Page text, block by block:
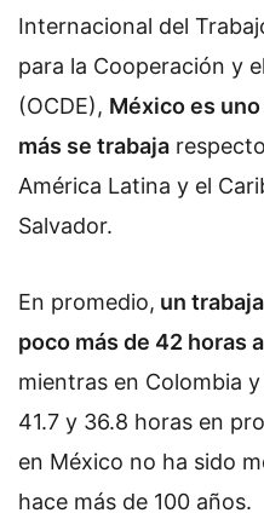
Internacional del
para la Cooperación y
(OCDE), México es
más se trabaja
América Latina y el
Salvador.
En promedio, un
poco más de 42 horas
mientras en Colombia
41.7 y 36.8 horas en
en México no ha sido
hace más de 100 años.